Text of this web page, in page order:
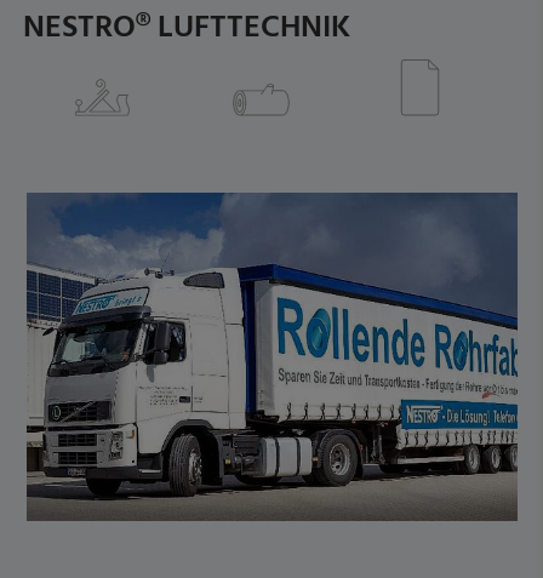
NESTRO® LUFTTECHNIK